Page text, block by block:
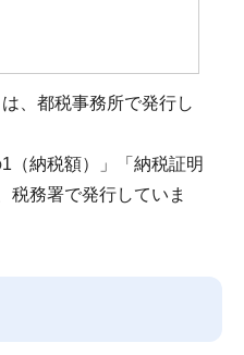
、都税事務所で発行し
（納税額）」「納税証明
税務署で発行していま